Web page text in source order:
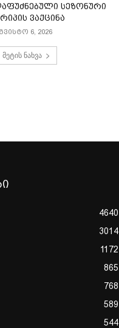
სეზონური
ვაქცინა
6, 2026
მეტის ნახვა
4640
3014
1172
865
768
589
544